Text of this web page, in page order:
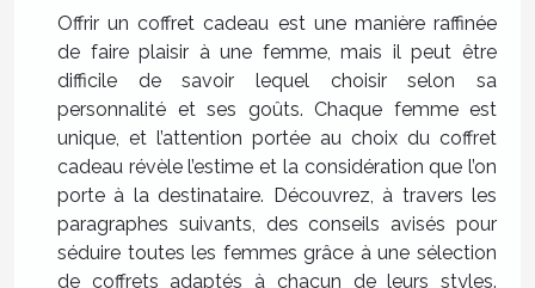
Offrir un coffret cadeau est une manière raffinée
de faire plaisir à une femme, mais il peut être
difficile de savoir lequel choisir selon sa
personnalité et ses goûts. Chaque femme est
unique, et l’attention portée au choix du coffret
cadeau révèle l’estime et la considération que l’on
porte à la destinataire. Découvrez, à travers les
paragraphes suivants, des conseils avisés pour
séduire toutes les femmes grâce à une sélection
de coffrets adaptés à chacun de leurs styles.